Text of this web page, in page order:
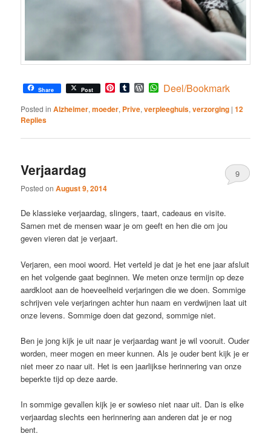
Share Post Pinterest
TumblrWordPress
WhatsApp
Deel/Bookmark
Posted in Alzheimer,moeder, Prive,verpleeghuis,verzorging |12
Replies
Verjaardag
Posted onAugust 9, 2014
9
De klassieke verjaardag, slingers, taart, cadeaus en visite.
Samen met de mensen waar je om geeft en hen die om jou
geven vieren dat je verjaart.
Verjaren, een mooi woord. Het verteld je dat je het ene jaar afsluit
en het volgende gaat beginnen. We meten onze termijn op deze
aardkloot aan de hoeveelheid verjaringen die we doen. Sommige
schrijven vele verjaringen achter hun naam en verdwijnen laat uit
onze levens. Sommige doen dat gezond, sommige niet.
Ben je jong kijk je uit naar je verjaardag want je wil vooruit. Ouder
worden, meer mogen en meer kunnen. Als je ouder bent kijk je er
niet meer zo naar uit. Het is een jaarlijkse herinnering van onze
beperkte tijd op deze aarde.
In sommige gevallen kijk je er sowieso niet naar uit. Dan is elke
verjaardag slechts een herinnering aan anderen dat je er nog
bent.